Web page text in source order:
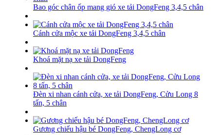
Bao góc chân ốp mang gió xe tải DongFeng 3,4,5 chân
Cánh cửa mộc xe tải DongFeng 3,4,5 chân
Khoá mặt nạ xe tải DongFeng
Đèn xi nhan cánh cửa, xe tải DongFeng, Cửu Long 8
tấn, 5 chân
Gương chiếu hậu bé DongFeng, ChengLong cơ